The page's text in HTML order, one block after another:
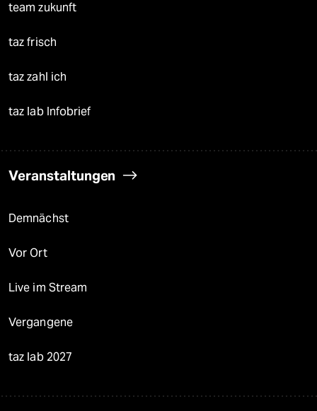
team zukunft
taz frisch
taz zahl ich
taz lab Infobrief
Veranstaltungen
Demnächst
Vor Ort
Live im Stream
Vergangene
taz lab 2027